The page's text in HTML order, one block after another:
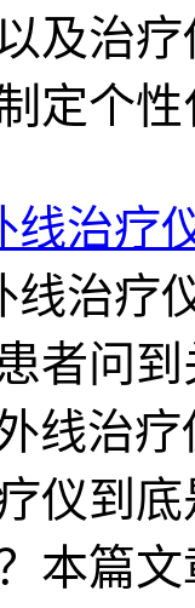
及治
定个
线治疗
线治疗
者问
线治
仪到
本篇